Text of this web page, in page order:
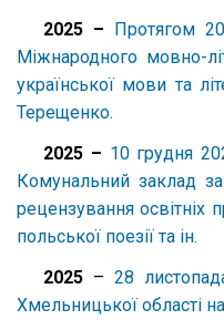
2025 – Протягом
Міжнародного мовно-
української мови та
Терещенко.
2025 – 10 грудня
Комунальний заклад
рецензування освітніх
польської поезії та ін.
2025 – 28
Хмельницької області